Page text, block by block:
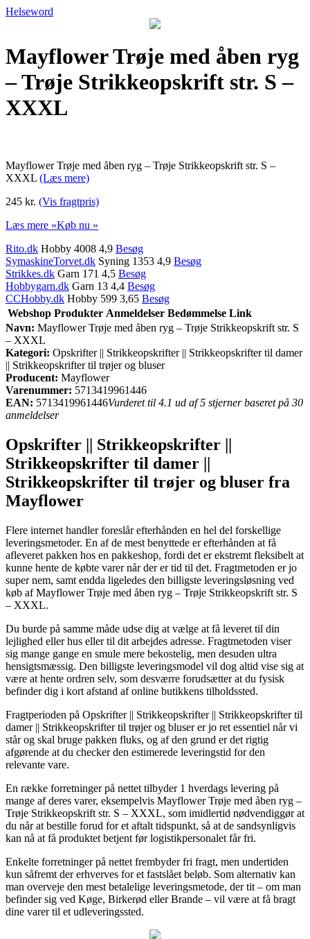
Helseword
Mayflower Trøje med åben ryg
– Trøje Strikkeopskrift str. S –
XXXL
Mayflower Trøje med åben ryg – Trøje Strikkeopskrift str. S –
XXXL (Læs mere)
245 kr. (Vis fragtpris)
Læs mere »Køb nu »
Rito.dk Hobby 4008 4,9 Besøg
SymaskineTorvet.dk Syning 1353 4,9 Besøg
Strikkes.dk Garn 171 4,5 Besøg
Hobbygarn.dk Garn 13 4,4 Besøg
CCHobby.dk Hobby 599 3,65 Besøg
Webshop Produkter Anmeldelser Bedømmelse Link
Navn: Mayflower Trøje med åben ryg – Trøje Strikkeopskrift str. S
– XXXL
Kategori: Opskrifter || Strikkeopskrifter || Strikkeopskrifter til damer
|| Strikkeopskrifter til trøjer og bluser
Producent: Mayflower
Varenummer: 5713419961446
EAN: 5713419961446Vurderet til 4.1 ud af 5 stjerner baseret på 30
anmeldelser
Opskrifter || Strikkeopskrifter ||
Strikkeopskrifter til damer ||
Strikkeopskrifter til trøjer og bluser fra
Mayflower
Flere internet handler foreslår efterhånden en hel del forskellige
leveringsmetoder. En af de mest benyttede er efterhånden at få
afleveret pakken hos en pakkeshop, fordi det er ekstremt fleksibelt at
kunne hente de købte varer når der er tid til det. Fragtmetoden er jo
super nem, samt endda ligeledes den billigste leveringsløsning ved
køb af Mayflower Trøje med åben ryg – Trøje Strikkeopskrift str. S
– XXXL.
Du burde på samme måde udse dig at vælge at få leveret til din
lejlighed eller hus eller til dit arbejdes adresse. Fragtmetoden viser
sig mange gange en smule mere bekostelig, men desuden ultra
hensigtsmæssig. Den billigste leveringsmodel vil dog altid vise sig at
være at hente ordren selv, som desværre forudsætter at du fysisk
befinder dig i kort afstand af online butikkens tilholdssted.
Fragtperioden på Opskrifter || Strikkeopskrifter || Strikkeopskrifter til
damer || Strikkeopskrifter til trøjer og bluser er jo ret essentiel når vi
står og skal bruge pakken fluks, og af den grund er det rigtig
afgørende at du checker den estimerede leveringstid for den
relevante vare.
En række forretninger på nettet tilbyder 1 hverdags levering på
mange af deres varer, eksempelvis Mayflower Trøje med åben ryg –
Trøje Strikkeopskrift str. S – XXXL, som imidlertid nødvendiggør at
du når at bestille forud for et aftalt tidspunkt, så at de sandsynligvis
kan nå at få produktet betjent før logistikpersonalet får fri.
Enkelte forretninger på nettet frembyder fri fragt, men undertiden
kun såfremt der erhverves for et fastslået beløb. Som alternativ kan
man overveje den mest betalelige leveringsmetode, der tit – om man
befinder sig ved Køge, Birkerød eller Brande – vil være at få bragt
dine varer til et udleveringssted.